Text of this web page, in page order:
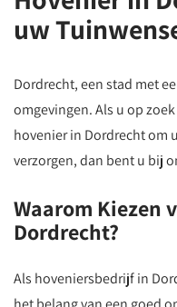
uw
Dordrecht, een stad met
omgevingen. Als u op
hovenier in Dordrecht om
verzorgen, dan bent u bij
Waarom Kiezen
Dordrecht?
Als hoveniersbedrijf in